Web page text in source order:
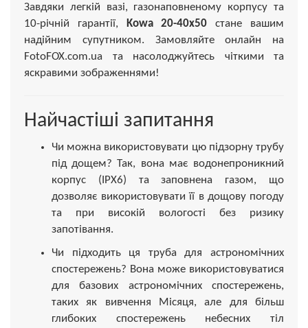
Завдяки легкій вазі, газонаповненому корпусу та
10-річній гарантії,
Kowa 20-40x50 стане вашим
надійним супутником. Замовляйте онлайн на
FotoFOX.com.ua та насолоджуйтесь чіткими та
яскравими зображеннями!
Найчастіші запитання
Чи можна використовувати цю підзорну трубу
під дощем? Так, вона має водонепроникний
корпус (IPX6) та заповнена газом, що
дозволяє використовувати її в дощову погоду
та при високій вологості без ризику
запотівання.
Чи підходить ця труба для астрономічних
спостережень? Вона може використовуватися
для базових астрономічних спостережень,
таких як вивчення Місяця, але для більш
глибоких спостережень небесних тіл